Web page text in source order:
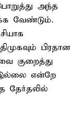
அந்த
வேண்டும்.
பிரதான
குறைத்து
இல்லை என்றே
தேர்தலில்